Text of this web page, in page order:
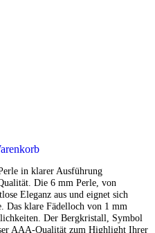
in klarer Ausführung
Die 6 mm Perle, von
Eleganz aus und eignet sich
Das klare Fädelloch von 1 mm
Der Bergkristall, Symbol
AAA-Qualität zum Highlight Ihrer